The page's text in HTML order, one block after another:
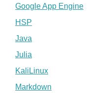
Google App Engine
HSP
Java
Julia
KaliLinux
Markdown